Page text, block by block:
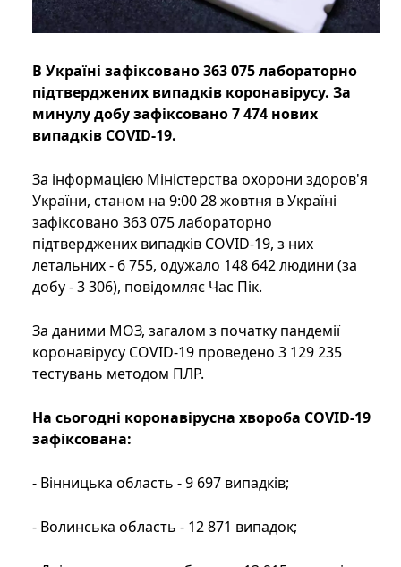
В Україні зафіксовано 363 075 лабораторно
підтверджених випадків коронавірусу. За
минулу добу зафіксовано 7 474 нових
випадків COVID-19.
За інформацією Міністерства охорони здоров'я
України, станом на 9:00 28 жовтня в Україні
зафіксовано 363 075 лабораторно
підтверджених випадків COVID-19, з них
летальних - 6 755, одужало 148 642 людини (за
добу - 3 306), повідомляє Час Пік.
За даними МОЗ, загалом з початку пандемії
коронавірусу COVID-19 проведено 3 129 235
тестувань методом ПЛР.
На сьогодні коронавірусна хвороба COVID-19
зафіксована:
- Вінницька область - 9 697 випадків;
- Волинська область - 12 871 випадок;